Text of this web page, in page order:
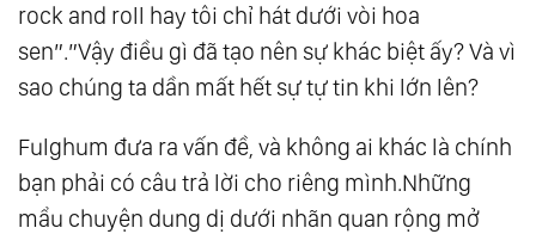
rock and roll hay tôi chỉ hát dưới vòi hoa
sen”.”Vậy điều gì đã tạo nên sự khác biệt ấy? Và vì
sao chúng ta dần mất hết sự tự tin khi lớn lên?
Fulghum đưa ra vấn đề, và không ai khác là chính
bạn phải có câu trả lời cho riêng mình.Những
mẩu chuyện dung dị dưới nhãn quan rộng mở